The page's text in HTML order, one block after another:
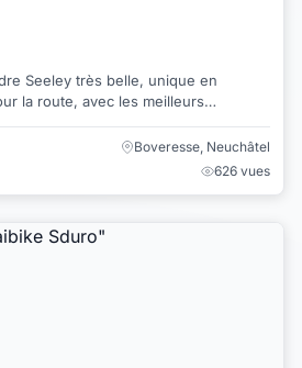
Seeley très belle, unique en
la route, avec les meilleurs
Boveresse, Neuchâtel
626 vues